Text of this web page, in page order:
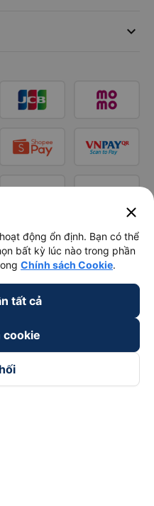
keyboard_arrow_down
close
động ổn định. Bạn có thể
bất kỳ lúc nào trong phần
Chính sách Cookie.
tất cả
cookie